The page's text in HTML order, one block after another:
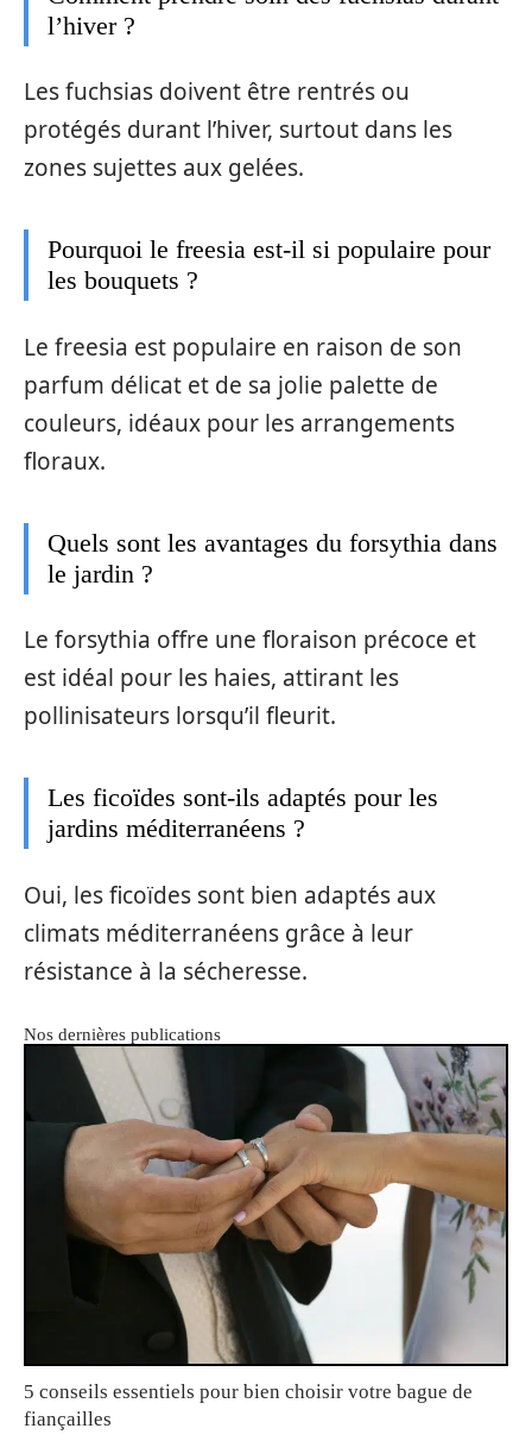
l’hiver ?
Les fuchsias doivent être rentrés ou
protégés durant l’hiver, surtout dans les
zones sujettes aux gelées.
Pourquoi le freesia est-il si populaire pour
les bouquets ?
Le freesia est populaire en raison de son
parfum délicat et de sa jolie palette de
couleurs, idéaux pour les arrangements
floraux.
Quels sont les avantages du forsythia dans
le jardin ?
Le forsythia offre une floraison précoce et
est idéal pour les haies, attirant les
pollinisateurs lorsqu’il fleurit.
Les ficoïdes sont-ils adaptés pour les
jardins méditerranéens ?
Oui, les ficoïdes sont bien adaptés aux
climats méditerranéens grâce à leur
résistance à la sécheresse.
Nos dernières publications
5 conseils essentiels pour bien choisir votre bague de
fiançailles